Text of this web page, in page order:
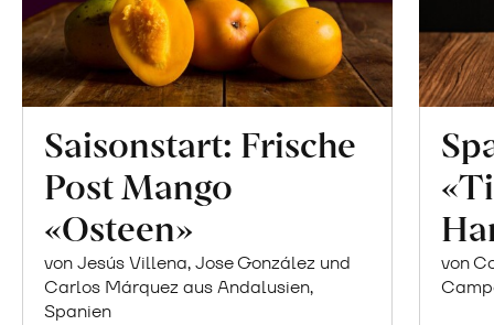
Saisonstart: Frische
Post Mango
«Osteen»
von Jesús Villena, Jose González und
Carlos Márquez aus Andalusien,
Spanien
von